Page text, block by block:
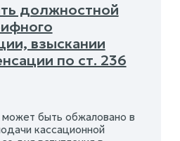
должностной
взыскании
по ст. 236
быть обжаловано в
кассационной